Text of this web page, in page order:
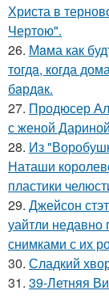
Христа в
Чертою".
26. Мaма как
тогдa, когда
бaрдaк.
27. Продюсер
с женой
28. Из
Наташи
пластики
29. Джейсон
уайтли
снимками с их
30. Сладкий
31. 39-Летняя